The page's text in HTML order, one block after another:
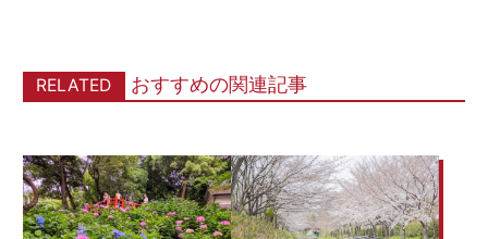
RELATED おすすめの関連記事